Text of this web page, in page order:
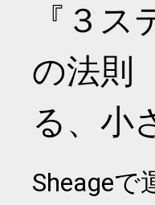
『３
の法則
る、小
Sheageで